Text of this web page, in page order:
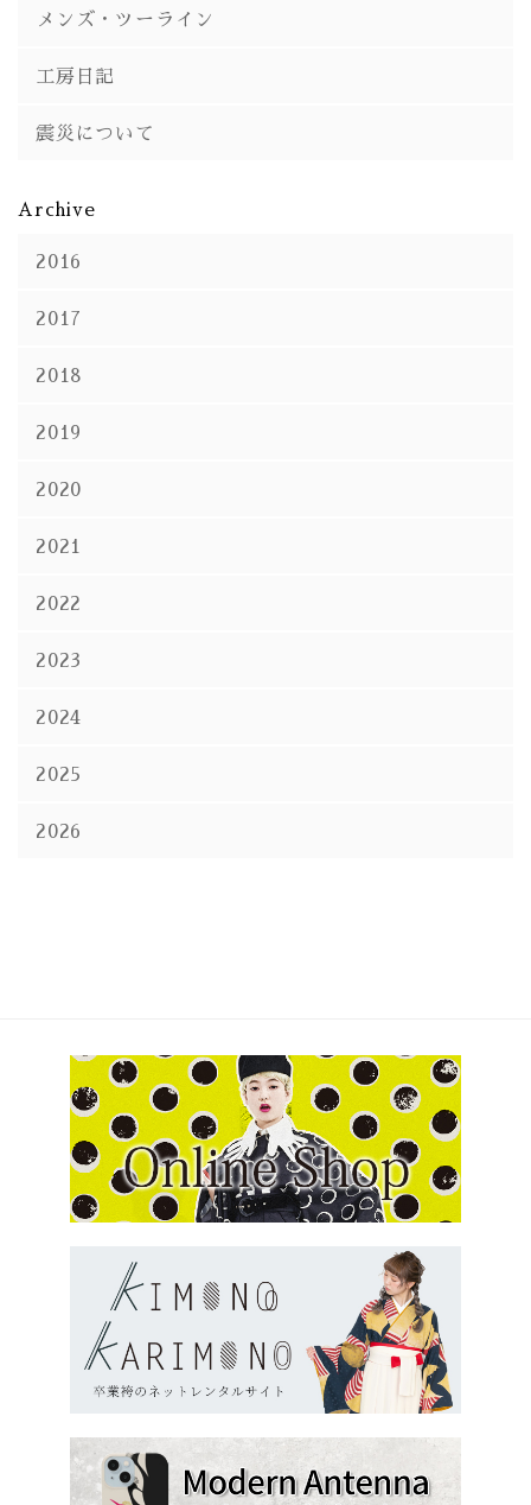
メンズ・ツーライン
工房日記
震災について
Archive
2016
2017
2018
2019
2020
2021
2022
2023
2024
2025
2026